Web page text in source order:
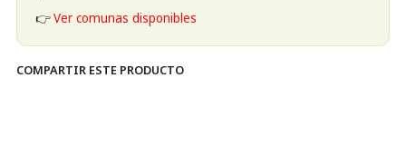
👉Ver comunas disponibles
COMPARTIR ESTE PRODUCTO